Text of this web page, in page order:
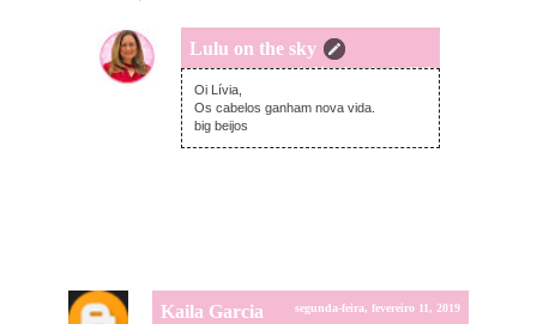
Lulu on the sky
segunda-feira, fevereiro 11, 2019
Oi Lívia,
Os cabelos ganham nova vida.
big beijos
Kaila Garcia segunda-feira, fevereiro 11, 2019